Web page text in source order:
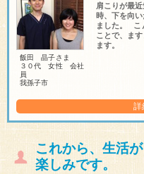
飯田 晶子さま
３０代 女性 会社
員
我孫子市
肩こりが最
時、下を向
ました。 こ
ことで、ま
ます。
詳
これから、生活
楽しみです。